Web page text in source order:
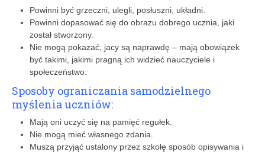
Powinni być grzeczni, ulegli, posłuszni, układni.
Powinni dopasować się do obrazu dobrego ucznia, jaki
został stworzony.
Nie mogą pokazać, jacy są naprawdę – mają obowiązek
być takimi, jakimi pragną ich widzieć nauczyciele i
społeczeństwo.
Sposoby ograniczania samodzielnego
myślenia uczniów:
Mają oni uczyć się na pamięć regułek.
Nie mogą mieć własnego zdania.
Muszą przyjąć ustalony przez szkołę sposób opisywania i